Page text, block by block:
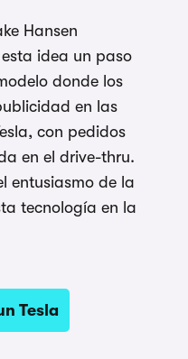
Hansen
idea un paso
donde los
en las
con pedidos
en el drive-thru.
entusiasmo de la
tecnología en la
Tesla